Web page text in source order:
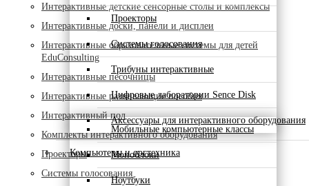
Проекторы
Системы голосования
Трибуны интерактивные
Цифровые лаборатории Sence Disk
Аксессуары для интерактивного оборудования
Компьютеры и оргтехника
Мобильные компьютерные классы
Моноблоки
Ноутбуки
Интерактивные детские сенсорные столы и комплексы
Интерактивные доски, панели и дисплеи
Интерактивные образовательные системы для детей
EduConsulting
Интерактивные песочницы
Интерактивные развивающие пособия
Интерактивный пол
Комплекты интерактивного оборудования
Проекторы
Системы голосования